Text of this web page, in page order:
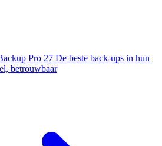
Pro 27 De beste back-ups in hun
betrouwbaar